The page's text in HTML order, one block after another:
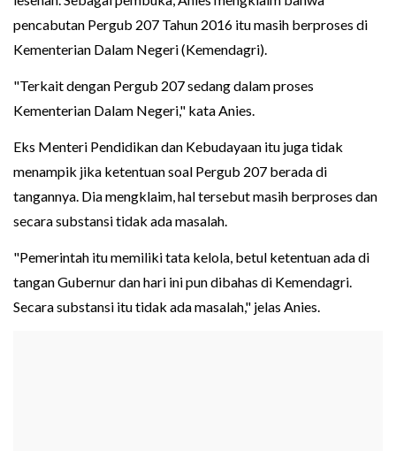
pencabutan Pergub 207 Tahun 2016 itu masih berproses di
Kementerian Dalam Negeri (Kemendagri).
"Terkait dengan Pergub 207 sedang dalam proses
Kementerian Dalam Negeri," kata Anies.
Eks Menteri Pendidikan dan Kebudayaan itu juga tidak
menampik jika ketentuan soal Pergub 207 berada di
tangannya. Dia mengklaim, hal tersebut masih berproses dan
secara substansi tidak ada masalah.
"Pemerintah itu memiliki tata kelola, betul ketentuan ada di
tangan Gubernur dan hari ini pun dibahas di Kemendagri.
Secara substansi itu tidak ada masalah," jelas Anies.